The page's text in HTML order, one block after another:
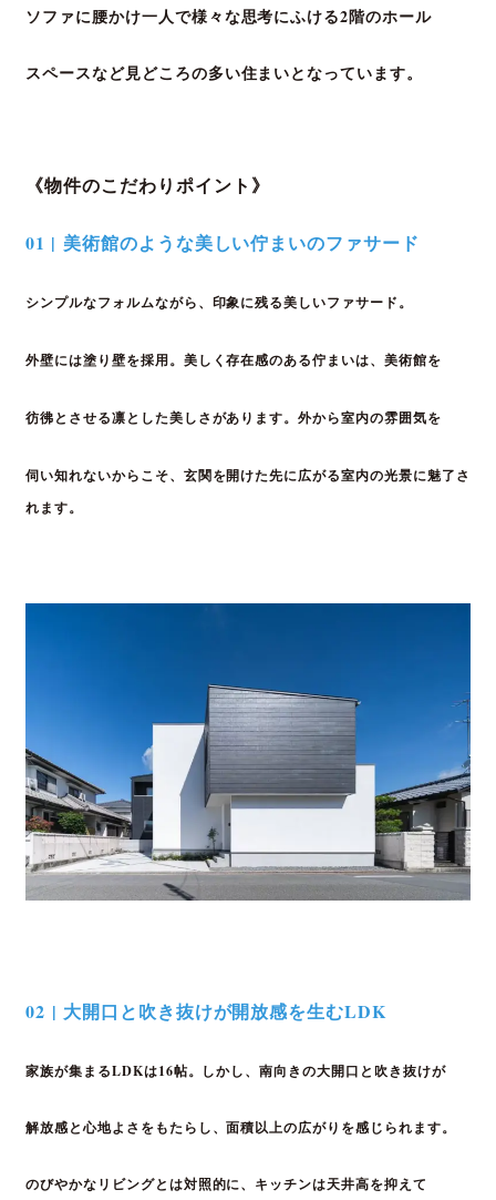
ソファに腰かけ一人で様々な思考にふける2階のホール
スペースなど見どころの多い住まいとなっています。
《物件のこだわりポイント》
01 | 美術館のような美しい佇まいのファサード
シンプルなフォルムながら、印象に残る美しいファサード。
外壁には塗り壁を採用。美しく存在感のある佇まいは、美術館を
彷彿とさせる凛と した美しさがあります。外から室内の雰囲気を
伺い知れないからこそ、玄関を開けた先に広がる室内の光景に魅了さ
れます。
02 | 大開口と吹き抜けが開放感を生むLDK
家族が集まるLDKは16帖。しかし、南向きの大開口と吹き抜けが
解放感と心地よさをもたらし、面積以上の広がりを感じられます。
のびやかなリビングとは対照的に、キッチンは天井高を抑えて